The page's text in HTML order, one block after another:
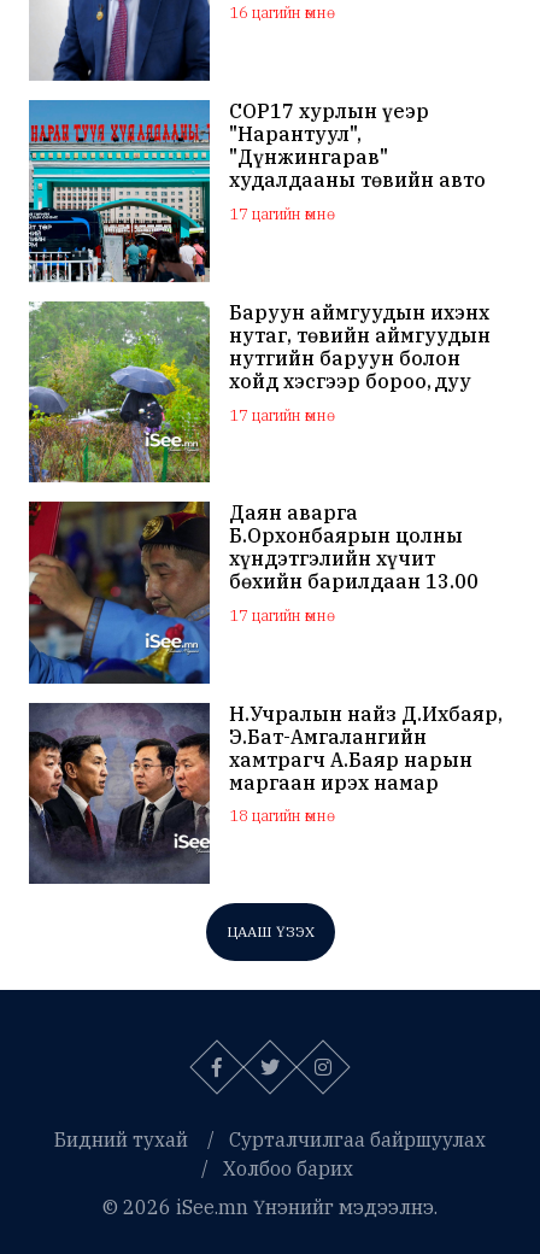
16 цагийн өмнө
COP17 хурлын үеэр
"Нарантуул",
"Дүнжингарав"
худалдааны төвийн авто
зогсоолыг хаана
17 цагийн өмнө
Баруун аймгуудын ихэнх
нутаг, төвийн аймгуудын
нутгийн баруун болон
хойд хэсгээр бороо, дуу
цахилгаантай аадар бороо
17 цагийн өмнө
Даян аварга
Б.Орхонбаярын цолны
хүндэтгэлийн хүчит
бөхийн барилдаан 13.00
цагаас эхэлнэ
17 цагийн өмнө
Н.Учралын найз Д.Ихбаяр,
Э.Бат-Амгалангийн
хамтрагч А.Баяр нарын
маргаан ирэх намар
нийслэлийн МАН дахин
хагарахыг харуулж байна
18 цагийн өмнө
ЦААШ ҮЗЭХ
Бидний тухай
Сурталчилгаа байршуулах
Холбоо барих
© 2026 iSee.mn Үнэнийг мэдээлнэ.